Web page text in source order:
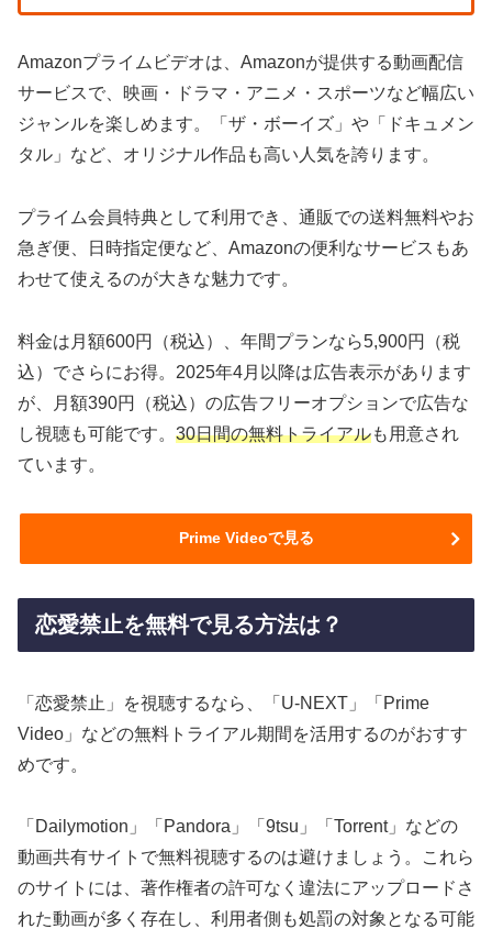
Amazonプライムビデオは、Amazonが提供する動画配信
サービスで、映画・ドラマ・アニメ・スポーツなど幅広い
ジャンルを楽しめます。「ザ・ボーイズ」や「ドキュメン
タル」など、オリジナル作品も高い人気を誇ります。
プライム会員特典として利用でき、通販での送料無料やお
急ぎ便、日時指定便など、Amazonの便利なサービスもあ
わせて使えるのが大きな魅力です。
料金は月額600円（税込）、年間プランなら5,900円（税
込）でさらにお得。2025年4月以降は広告表示があります
が、月額390円（税込）の広告フリーオプションで広告な
し視聴も可能です。 30日間の無料トライアルも用意され
ています。
Prime Videoで見る
恋愛禁止を無料で見る方法は？
「恋愛禁止」を視聴するなら、「U-NEXT」「Prime
Video」などの無料トライアル期間を活用するのがおすす
めです。
「Dailymotion」「Pandora」「9tsu」「Torrent」などの
動画共有サイトで無料視聴するのは避けましょう。これら
のサイトには、著作権者の許可なく違法にアップロードさ
れた動画が多く存在し、利用者側も処罰の対象となる可能